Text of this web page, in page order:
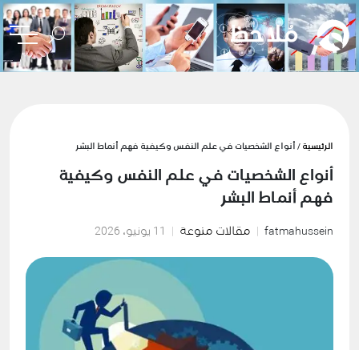
الرئيسية / أنواع الشخصيات في علم النفس وكيفية فهم أنماط البشر
أنواع الشخصيات في علم النفس وكيفية
فهم أنماط البشر
fatmahussein مقالات منوعة 11 يونيو، 2026